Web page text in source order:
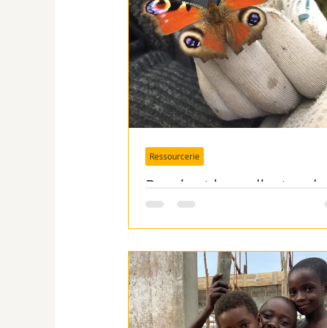
Pendant les collectes de
matériel
Ressourcerie